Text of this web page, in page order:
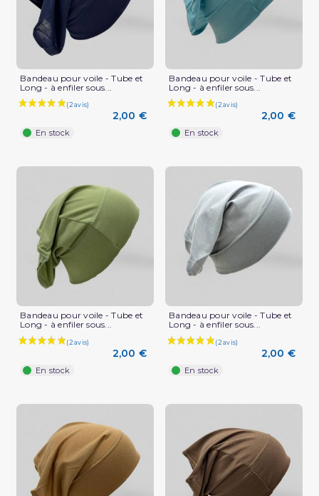
(1 avis)
Bandeau pour voile - Tube et
Long - à enfiler sous...
2,00 €
En stock
Bandeau pour voile - Tube et
Long - à enfiler sous...
2,00 €
En stock
Bandeau pour voile - Tube et
Long - à enfiler sous...
2,00 €
En stock
Bandeau pour voile - Tube et
Long - à enfiler sous...
2,00 €
En stock